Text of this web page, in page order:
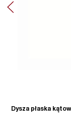
Dysza płaska